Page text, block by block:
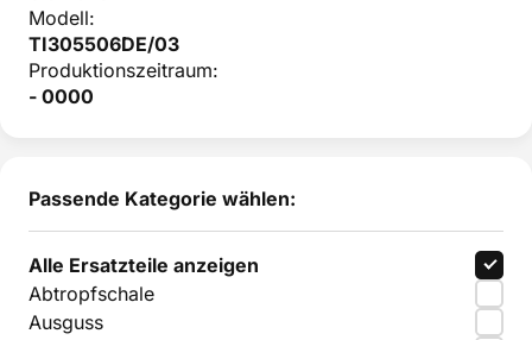
Modell:
TI305506DE/03
Produktionszeitraum:
- 0000
Passende Kategorie wählen:
Alle Ersatzteile anzeigen
Abtropfschale
Ausguss